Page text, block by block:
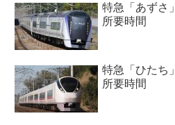
特急「あずさ
所要時間
特急「ひたち
所要時間